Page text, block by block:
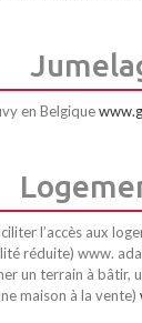
en Belgique
l’accès aux
réduite) www.
un terrain à bâtir,
maison à la vente)